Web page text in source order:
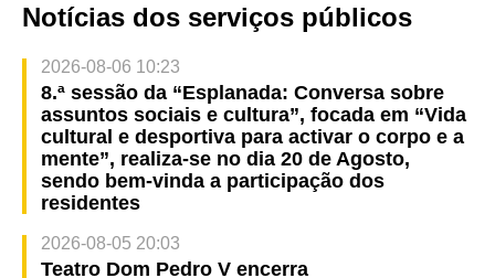
Notícias dos serviços públicos
2026-08-06 10:23
8.ª sessão da “Esplanada: Conversa sobre
assuntos sociais e cultura”, focada em “Vida
cultural e desportiva para activar o corpo e a
mente”, realiza-se no dia 20 de Agosto,
sendo bem-vinda a participação dos
residentes
2026-08-05 20:03
Teatro Dom Pedro V encerra